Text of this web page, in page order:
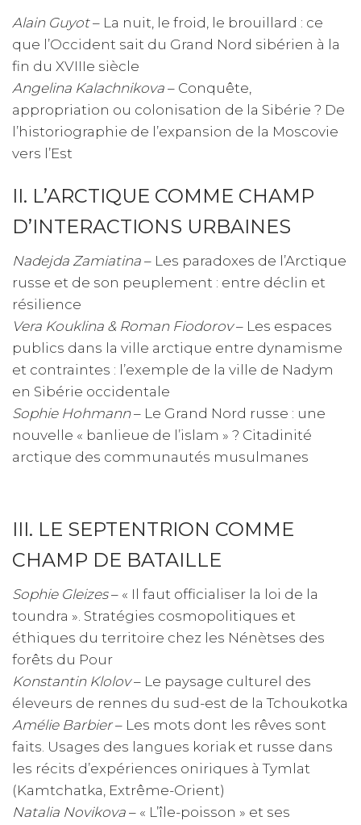
Alain Guyot– La nuit, le froid, le brouillard : ce
que l’Occident sait du Grand Nord sibérien à la
fin du XVIIIe siècle
Angelina Kalachnikova – Conquête,
appropriation ou colonisation de la Sibérie ? De
l’historiographie de l’expansion de la Moscovie
vers l’Est
II. L’ARCTIQUE COMME CHAMP
D’INTERACTIONS URBAINES
Nadejda Zamiatina – Les paradoxes de l’Arctique
russe et de son peuplement : entre déclin et
résilience
Vera Kouklina & Roman Fiodorov– Les espaces
publics dans la ville arctique entre dynamisme
et contraintes : l’exemple de la ville de Nadym
en Sibérie occidentale
Sophie Hohmann– Le Grand Nord russe : une
nouvelle « banlieue de l’islam » ? Citadinité
arctique des communautés musulmanes
III. LE SEPTENTRION COMME
CHAMP DE BATAILLE
Sophie Gleizes– « Il faut officialiser la loi de la
toundra ». Stratégies cosmopolitiques et
éthiques du territoire chez les Nénètses des
forêts du Pour
Konstantin Klolov– Le paysage culturel des
éleveurs de rennes du sud-est de la Tchoukotka
Amélie Barbier– Les mots dont les rêves sont
faits. Usages des langues koriak et russe dans
les récits d’expériences oniriques à Tymlat
(Kamtchatka, Extrême-Orient)
Natalia Novikova – « L’île-poisson » et ses